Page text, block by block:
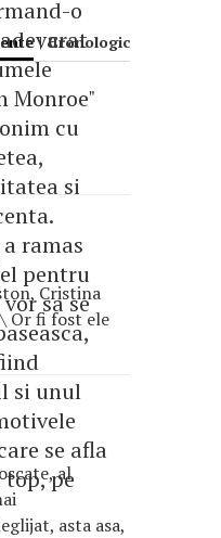
o
Monroe"
cu
si
ramas
pentru
sa se
si unul
se afla
pe
| Cronologic
Cristina
Or fi fost ele
al
asta asa,